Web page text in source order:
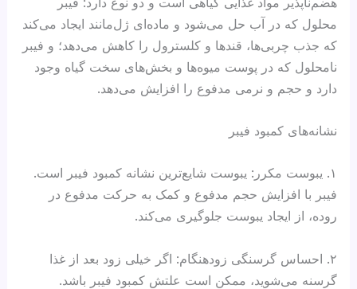
محلول که در آب حل می‌شود و ماده‌ای ژل‌مانند ایجاد می‌کند
که جذب چربی‌ها، قندها و کلسترول را کاهش می‌دهد؛ و فیبر
نامحلول که در پوست میوه‌ها و بخش‌های سخت گیاه وجود
دارد و حجم و نرمی مدفوع را افزایش می‌دهد.
نشانه‌های کمبود فیبر
۱. یبوست مکرر: یبوست شایع‌ترین نشانه کمبود فیبر است.
فیبر با افزایش حجم مدفوع و کمک به حرکت مدفوع در
روده، از ایجاد یبوست جلوگیری می‌کند.
۲. احساس گرسنگی زودهنگام: اگر خیلی زود بعد از غذا
گرسنه می‌شوید، ممکن است علتش کمبود فیبر باشد.